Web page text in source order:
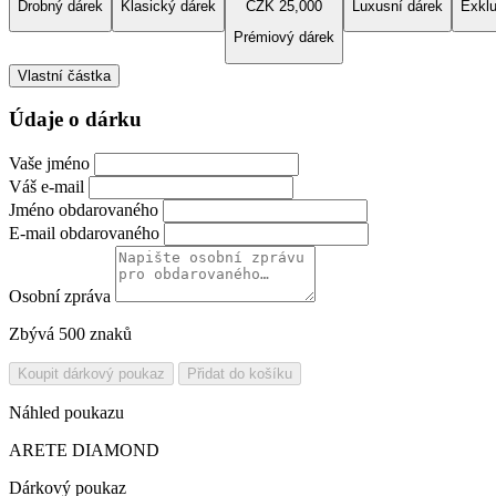
Drobný dárek
Klasický dárek
CZK 25,000
Prémiový dárek
Luxusní dárek
Vlastní částka
Údaje o dárku
Vaše jméno
Váš e-mail
Jméno obdarovaného
E-mail obdarovaného
Osobní zpráva
Zbývá 500 znaků
Koupit dárkový poukaz Přidat do košíku
Náhled poukazu
ARETE DIAMOND
Dárkový poukaz